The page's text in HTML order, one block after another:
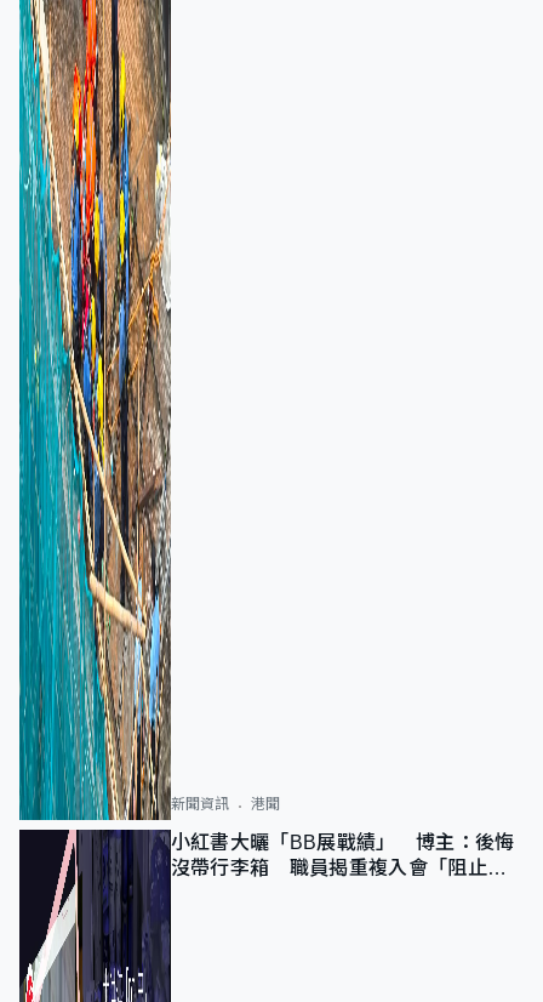
新聞資訊 港聞
小紅書大曬「BB展戰績」 博主：後悔
沒帶行李箱 職員揭重複入會「阻止唔